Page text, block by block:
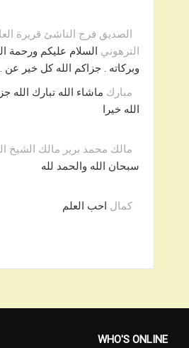
الصديق فرج الناشئ قريرة
الترهوني السلام عليكم ورحمة
وبركاته . جزاكم الله كل خير عن
مبارك ماشاء الله تبارك الله
الله خيرا
مالك محمد برير مالك الشيخ
سبحان الله والحمد لله
كمال احب العلم
WHO'S ONLINE